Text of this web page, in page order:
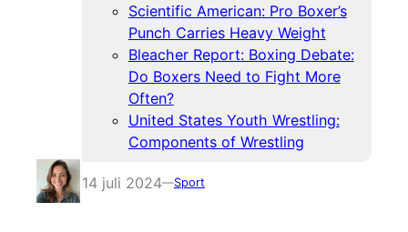
Scientific American: Pro Boxer’s
Punch Carries Heavy Weight
Bleacher Report: Boxing Debate:
Do Boxers Need to Fight More
Often?
United States Youth Wrestling:
Components of Wrestling
14 juli 2024—Sport